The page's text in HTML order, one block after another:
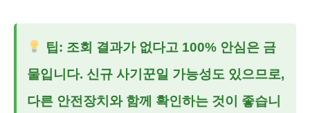
팁: 조회 결과가 없다고 100% 안심은 금
물입니다. 신규 사기꾼일 가능성도 있으므로,
다른 안전장치와 함께 확인하는 것이 좋습니